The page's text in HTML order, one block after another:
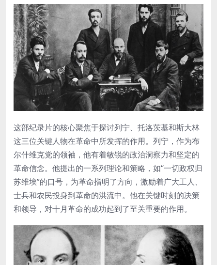
这部纪录片的核心聚焦于探讨列宁、托洛茨基和斯大林
这三位关键人物在革命中所发挥的作用。列宁，作为布
尔什维克党的领袖，他有着敏锐的政治洞察力和坚定的
革命信念。他提出的一系列理论和策略，如“一切政权归
苏维埃”的口号，为革命指明了方向，激励着广大工人、
士兵和农民投身到革命的洪流中。他在关键时刻的决策
和领导，对十月革命的成功起到了至关重要的作用。